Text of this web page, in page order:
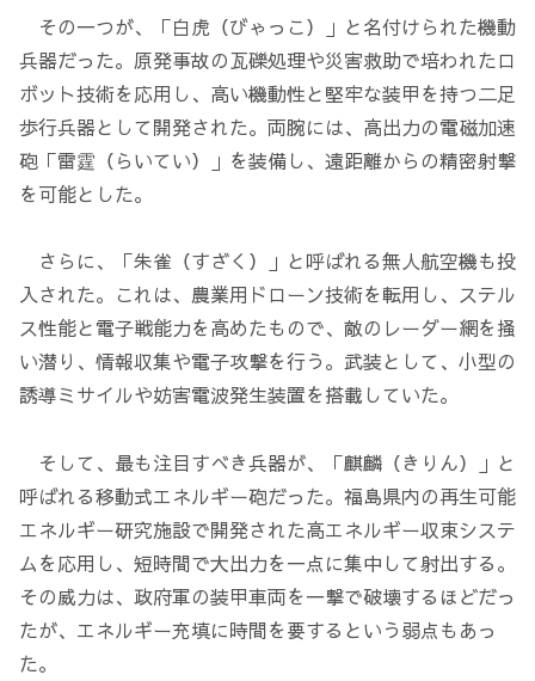
その一つが、「白虎（びゃっこ）」と名付けられた機動
兵器だった。原発事故の瓦礫処理や災害救助で培われたロ
ボット技術を応用し、高い機動性と堅牢な装甲を持つ二足
歩行兵器として開発された。両腕には、高出力の電磁加速
砲「雷霆（らいてい）」を装備し、遠距離からの精密射撃
を可能とした。
さらに、「朱雀（すざく）」と呼ばれる無人航空機も投
入された。これは、農業用ドローン技術を転用し、ステル
ス性能と電子戦能力を高めたもので、敵のレーダー網を掻
い潜り、情報収集や電子攻撃を行う。武装として、小型の
誘導ミサイルや妨害電波発生装置を搭載していた。
そして、最も注目すべき兵器が、「麒麟（きりん）」と
呼ばれる移動式エネルギー砲だった。福島県内の再生可能
エネルギー研究施設で開発された高エネルギー収束システ
ムを応用し、短時間で大出力を一点に集中して射出する。
その威力は、政府軍の装甲車両を一撃で破壊するほどだっ
たが、エネルギー充填に時間を要するという弱点もあっ
た。